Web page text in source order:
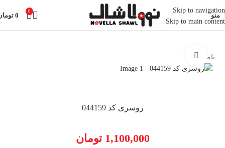
Skip to navigation
Skip to main content
منو
0
0
خانه روسری روسری ابریشم
ناموجود
روسری کد 044159
1,100,000 تومان